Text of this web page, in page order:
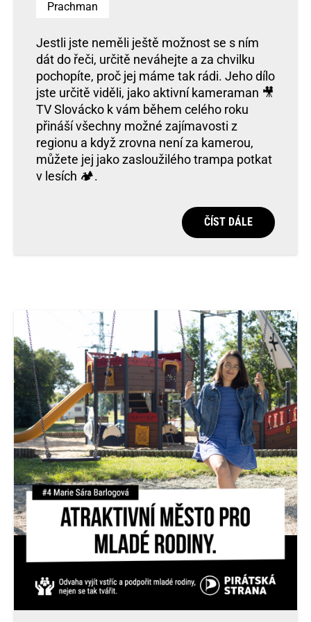
Prachman
Jestli jste neměli ještě možnost se s ním
dát do řeči, určitě neváhejte a za chvilku
pochopíte, proč jej máme tak rádi. Jeho dílo
jste určitě viděli, jako aktivní kameraman 🎥
TV Slovácko k vám během celého roku
přináší všechny možné zajímavosti z
regionu a když zrovna není za kamerou,
můžete jej jako zasloužilého trampa potkat
v lesích 🏕.
ČÍST DÁLE